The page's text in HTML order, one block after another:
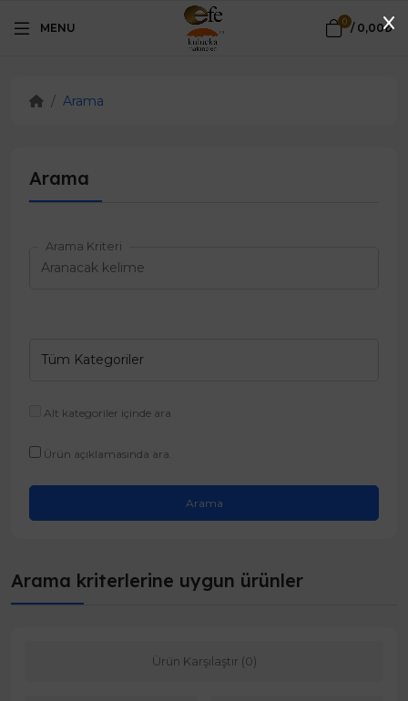
MENU 0 / 0,00₺
Arama
Arama
Arama Kriteri
Alt kategoriler içinde ara
Ürün açıklamasında ara.
Arama kriterlerine uygun ürünler
Ürün Karşılaştır (0)